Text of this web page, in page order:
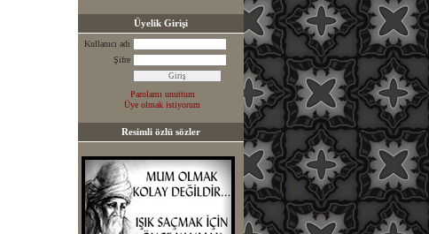
Üyelik Girişi
Kullanıcı adı
Şifre
Parolamı unuttum
Üye olmak istiyorum
Resimli özlü sözler